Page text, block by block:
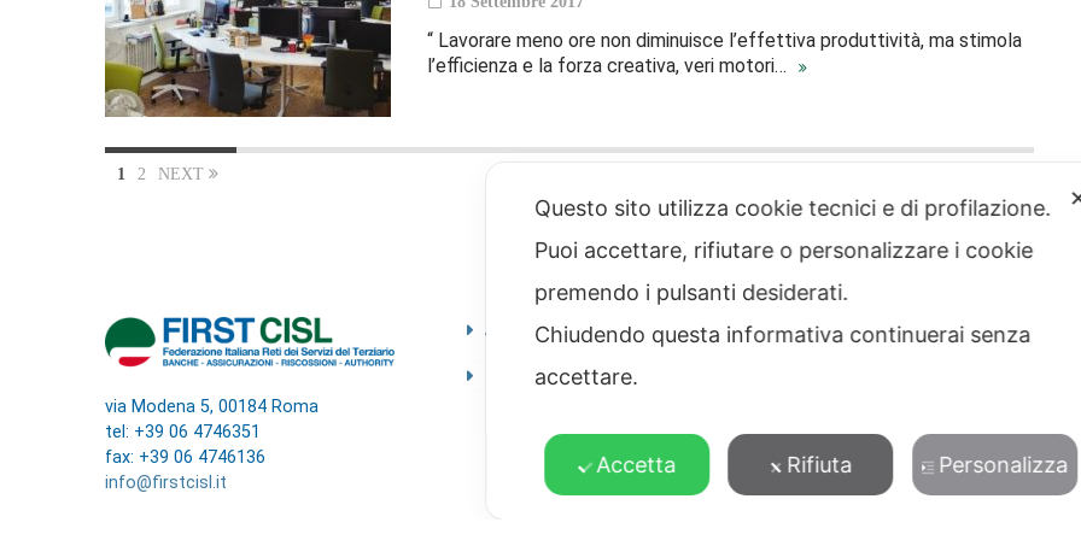
“ Lavorare meno ore non diminuisce l’effettiva produttività, ma stimola
l’efficienza e la forza creativa, veri motori…
1 2 NEXT
via Modena 5, 00184 Roma
tel: +39 06 4746351
fax: +39 06 4746136
info@firstcisl.it
Amministrazione
trasparente
Codice etico
Note legali
Credits
Questo sito utilizza cookie tecnici e di profilazione.
Puoi accettare, rifiutare o personalizzare i cookie
premendo i pulsanti desiderati.
Chiudendo questa informativa continuerai senza
accettare.
Accetta Rifiuta Personalizza